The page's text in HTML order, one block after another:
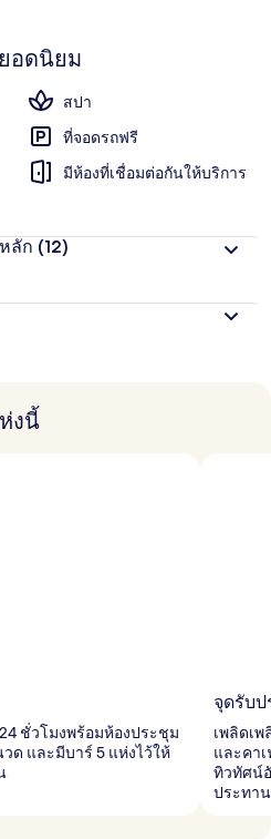
อดนิยม
สปา
ที่จอดรถฟรี
มีห้องที่เชื่อมต่อกันให้บริการ
ลัก (12)
งนี้
ชั่วโมงพร้อมห้องประชุม
ด และมีบาร์ 5 แห่งไว้ให้
จุดรับ
เพลิดเ
และคา
ทิวทัศน์
ประทา